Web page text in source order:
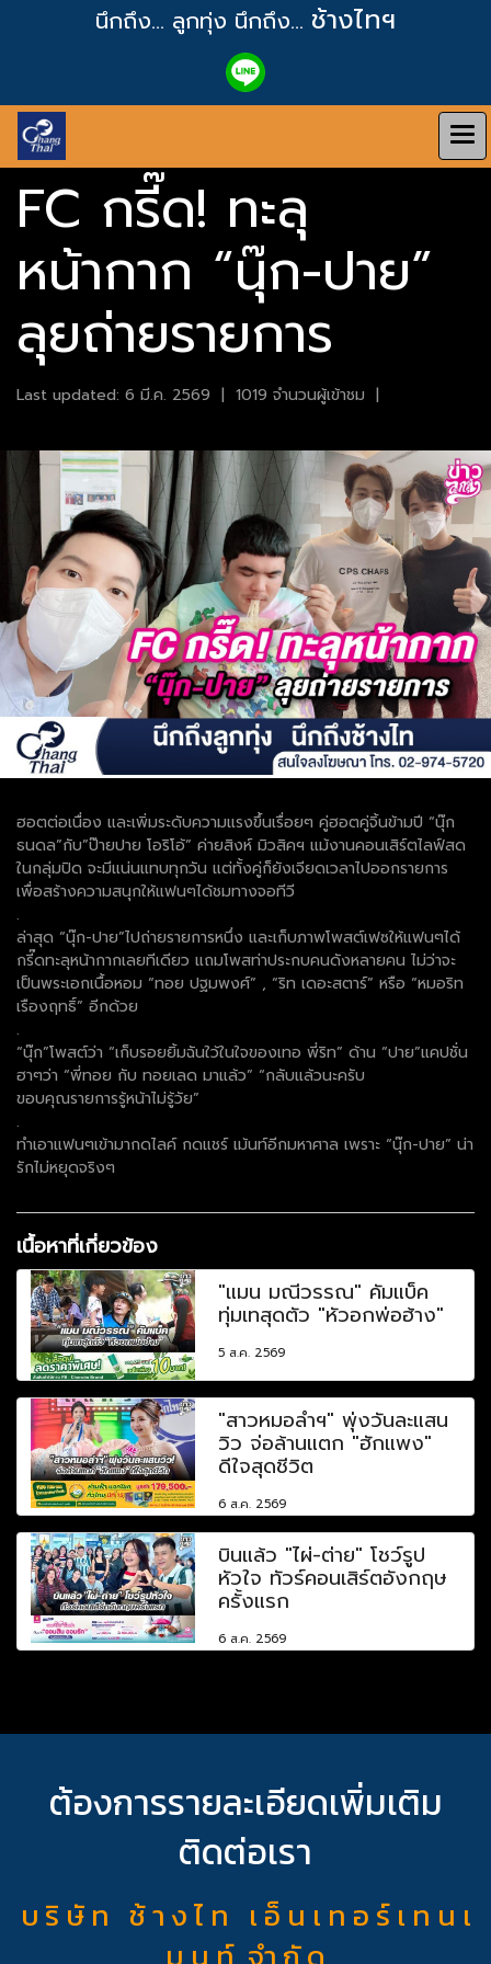
นึกถึง... ลูกทุ่ง นึกถึง... ช้างไทฯ
FC กรี๊ด! ทะลุ
หน้ากาก “นุ๊ก-ปาย”
ลุยถ่ายรายการ
Last updated: 6 มี.ค. 2569 | 1019 จำนวนผู้เข้าชม |
ฮอตต่อเนื่อง และเพิ่มระดับความแรงขึ้นเรื่อยๆ คู่ฮอตคู่จิ้นข้ามปี “นุ๊ก
ธนดล”กับ”ป๊ายปาย โอริโอ้” ค่ายสิงห์ มิวสิคฯ แม้งานคอนเสิร์ตไลฟ์สด
ในกลุ่มปิด จะมีแน่นแทบทุกวัน แต่ทั้งคู่ก็ยังเจียดเวลาไปออกรายการ
เพื่อสร้างความสนุกให้แฟนๆได้ชมทางจอทีวี
.
ล่าสุด “นุ๊ก-ปาย”ไปถ่ายรายการหนึ่ง และเก็บภาพโพสต์เฟซให้แฟนๆได้
กรี๊ดทะลุหน้ากากเลยทีเดียว แถมโพสท่าประกบคนดังหลายคน ไม่ว่าจะ
เป็นพระเอกเนื้อหอม “ทอย ปฐมพงศ์” , “ริท เดอะสตาร์” หรือ “หมอริท
เรืองฤทธิ์” อีกด้วย
.
“นุ๊ก”โพสต์ว่า “เก็บรอยยิ้มฉันใว้ในใจของเทอ พี่ริท” ด้าน “ปาย”แคปชั่น
ฮาๆว่า “พี่ทอย กับ ทอยเลด มาแล้ว” “กลับแล้วนะครับ
ขอบคุณรายการรู้หน้าไม่รู้วัย”
.
ทำเอาแฟนๆเข้ามากดไลค์ กดแชร์ เม้นท์อีกมหาศาล เพราะ “นุ๊ก-ปาย” น่า
รักไม่หยุดจริงๆ
เนื้อหาที่เกี่ยวข้อง
"แมน มณีวรรณ" คัมแบ็ค
ทุ่มเทสุดตัว "หัวอกพ่อฮ้าง"
5 ส.ค. 2569
"สาวหมอลำฯ" พุ่งวันละแสน
วิว จ่อล้านแตก "ฮักแพง"
ดีใจสุดชีวิต
6 ส.ค. 2569
บินแล้ว "ไผ่-ต่าย" โชว์รูป
หัวใจ ทัวร์คอนเสิร์ตอังกฤษ
ครั้งแรก
6 ส.ค. 2569
ต้องการรายละเอียดเพิ่มเติม
ติดต่อเรา
บ ริ ษั ท ช้ า ง ไ ท เ อ็ น เ ท อ ร์ เ ท น เ
ม น ท์ จำ กั ด